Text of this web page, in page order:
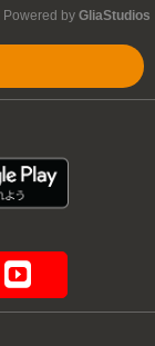
Powered by GliaStudios